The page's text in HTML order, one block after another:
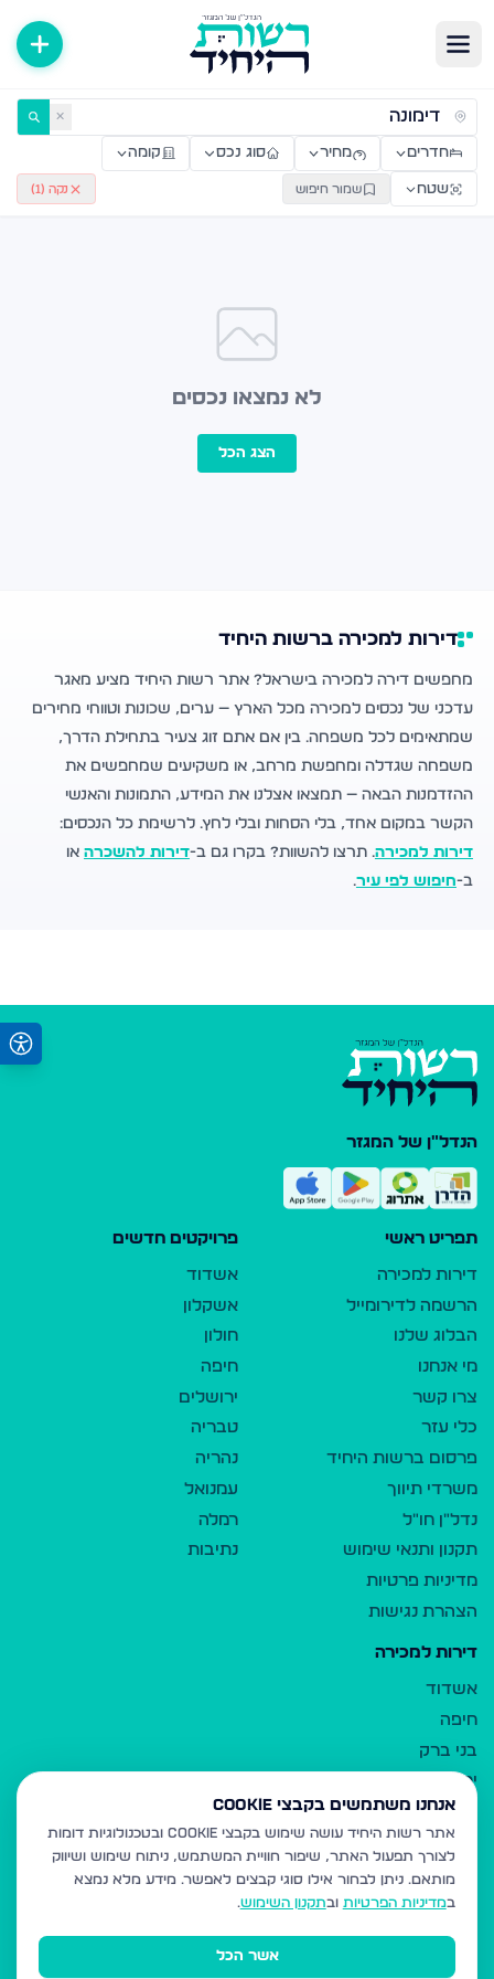
דירות למכירה ולהשכרה — רשות היחיד ✕
חדרים מחיר סוג נכס קומה
שטח שמור חיפוש נקה ( 1
)
לא נמצאו נכסים
הצג הכל
דירות למכירה ברשות היחיד
מחפשים דירה למכירה בישראל? אתר רשות היחיד מציע מאגר
עדכני של נכסים למכירה מכל הארץ — ערים, שכונות וטווחי מחירים
שמתאימים לכל משפחה. בין אם אתם זוג צעיר בתחילת הדרך,
משפחה שגדלה ומחפשת מרחב, או משקיעים שמחפשים את
ההזדמנות הבאה — תמצאו אצלנו את המידע, התמונות והאנשי
הקשר במקום אחד, בלי הסחות ובלי לחץ. לרשימת כל הנכסים:
דירות למכירה. תרצו להשוות? בקרו גם ב-דירות להשכרה או
ב-חיפוש לפי עיר.
הנדל"ן של המגזר
תפריט ראשי
דירות למכירה
הרשמה לדירומייל
הבלוג שלנו
מי אנחנו
צרו קשר
כלי עזר
פרסום ברשות היחיד
משרדי תיווך
נדל"ן חו"ל
תקנון ותנאי שימוש
מדיניות פרטיות
הצהרת נגישות
פרויקטים חדשים
אשדוד
אשקלון
חולון
חיפה
ירושלים
טבריה
נהריה
עמנואל
רמלה
נתיבות
דירות למכירה
אשדוד
חיפה
בני ברק
ירושלים
אלעד
גבעת זאב
בית שמש
רכסים
מודיעין עילית
אנחנו משתמשים בקבצי Cookie
אתר רשות היחיד עושה שימוש בקבצי Cookie ובטכנולוגיות דומות
לצורך תפעול האתר, שיפור חוויית המשתמש, ניתוח שימוש ושיווק
מותאם. ניתן לבחור אילו סוגי קבצים לאפשר. מידע מלא נמצא
במדיניות הפרטיות ובתקנון השימוש.
אשר הכל